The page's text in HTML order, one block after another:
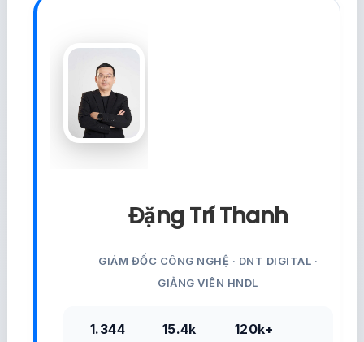
Đặng Trí Thanh
GIÁM ĐỐC CÔNG NGHỆ · DNT DIGITAL ·
GIẢNG VIÊN HNDL
1.344 15.4k 120k+